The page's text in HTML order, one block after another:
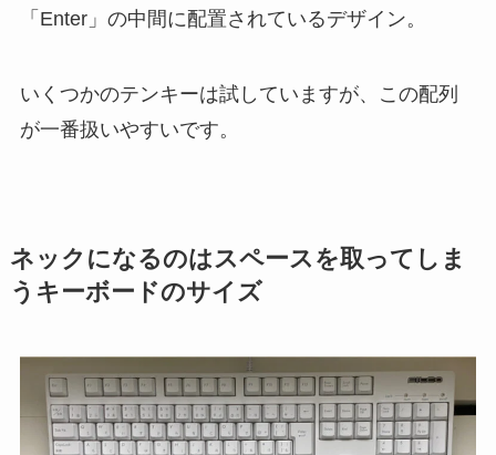
「Enter」の中間に配置されているデザイン。
いくつかのテンキーは試していますが、この配列
が一番扱いやすいです。
ネックになるのはスペースを取ってしま
うキーボードのサイズ